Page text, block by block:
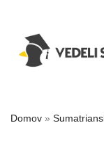
Domov »